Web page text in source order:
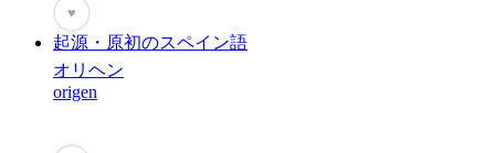
♥
起源・原初のスペイン語
オリヘン
origen